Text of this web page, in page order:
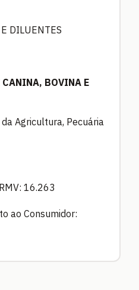
DILUENTES
CANINA, BOVINA E
Agricultura, Pecuária
16.263
ao Consumidor: